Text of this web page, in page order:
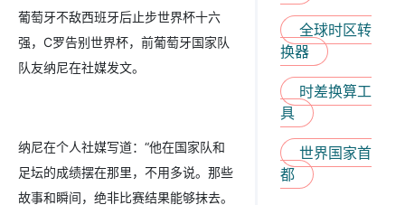
葡萄牙不敌西班牙后止步世界杯十六
强，C罗告别世界杯，前葡萄牙国家队
队友纳尼在社媒发文。
纳尼在个人社媒写道：“他在国家队和
足坛的成绩摆在那里，不用多说。那些
故事和瞬间，绝非比赛结果能够抹去。
全球时区转
换器
时差换算工
具
世界国家首
都